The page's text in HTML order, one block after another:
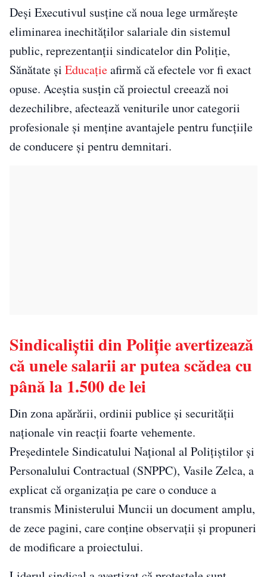
Deși Executivul susține că noua lege urmărește
eliminarea inechităților salariale din sistemul
public, reprezentanții sindicatelor din Poliție,
Sănătate și Educațieafirmă că efectele vor fi exact
opuse. Aceștia susțin că proiectul creează noi
dezechilibre, afectează veniturile unor categorii
profesionale și menține avantajele pentru funcțiile
de conducere și pentru demnitari.
Sindicaliștii din Poliție avertizează
că unele salarii ar putea scădea cu
până la 1.500 de lei
Din zona apărării, ordinii publice și securității
naționale vin reacții foarte vehemente.
Președintele Sindicatului Național al Polițiștilor și
Personalului Contractual (SNPPC), Vasile Zelca, a
explicat că organizația pe care o conduce a
transmis Ministerului Muncii un document amplu,
de zece pagini, care conține observații și propuneri
de modificare a proiectului.